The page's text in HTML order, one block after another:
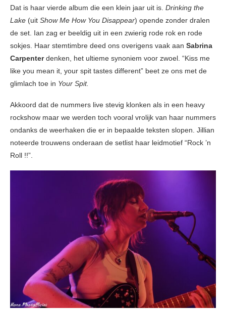
Dat is haar vierde album die een klein jaar uit is. Drinking the
Lake (uit Show Me How You Disappear) opende zonder dralen
de set. Ian zag er beeldig uit in een zwierig rode rok en rode
sokjes. Haar stemtimbre deed ons overigens vaak aan Sabrina
Carpenterdenken, het ultieme synoniem voor zwoel. “Kiss me
like you mean it, your spit tastes different” beet ze ons met de
glimlach toe in Your Spit.
Akkoord dat de nummers live stevig klonken als in een heavy
rockshow maar we werden toch vooral vrolijk van haar nummers
ondanks de weerhaken die er in bepaalde teksten slopen. Jillian
noteerde trouwens onderaan de setlist haar leidmotief “Rock ’n
Roll !!”.